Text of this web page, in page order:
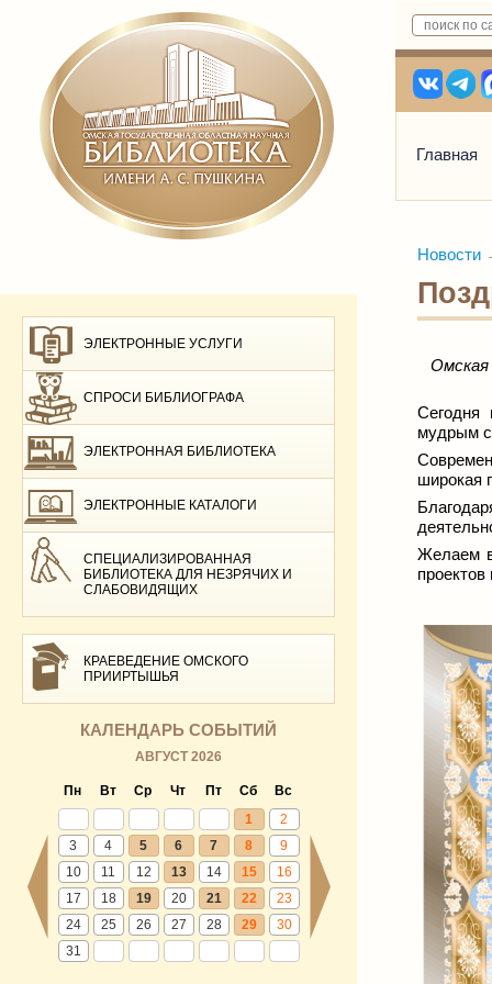
Главная
ЭЛЕКТРОННЫЕ УСЛУГИ
СПРОСИ БИБЛИОГРАФА
ЭЛЕКТРОННАЯ БИБЛИОТЕКА
ЭЛЕКТРОННЫЕ КАТАЛОГИ
СПЕЦИАЛИЗИРОВАННАЯ
БИБЛИОТЕКА ДЛЯ НЕЗРЯЧИХ И
СЛАБОВИДЯЩИХ
КРАЕВЕДЕНИЕ ОМСКОГО
ПРИИРТЫШЬЯ
КАЛЕНДАРЬ СОБЫТИЙ
АВГУСТ 2026
Пн Вт Ср Чт Пт Сб
Вс
1
2
3
4 5 6 7 8
9
10
11 12 13 14 15
16
17
18 19 20 21 22
23
24
25 26 27 28 29
30
31
Новости
Омская
Сегодня
мудрым
широкая
Желаем